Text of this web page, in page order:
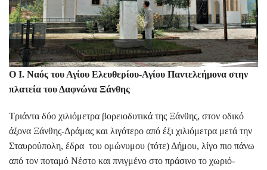
Άγιος Ελευθέριος-Άγιος Παντελεήμων
Ο Ι. Ναός του Αγίου Ελευθερίου-Αγίου Παντελεήμονα στην
πλατεία του Δαφνώνα Ξάνθης
Τριάντα δύο χιλιόμετρα βορειοδυτικά της Ξάνθης, στον οδικό
άξονα Ξάνθης-Δράμας και λιγότερο από έξι χιλιόμετρα μετά την
Σταυρούπολη, έδρα του ομώνυμου (τότε) Δήμου, λίγο πιο πάνω
από τον ποταμό Νέστο και πνιγμένο στο πράσινο το χωριό-